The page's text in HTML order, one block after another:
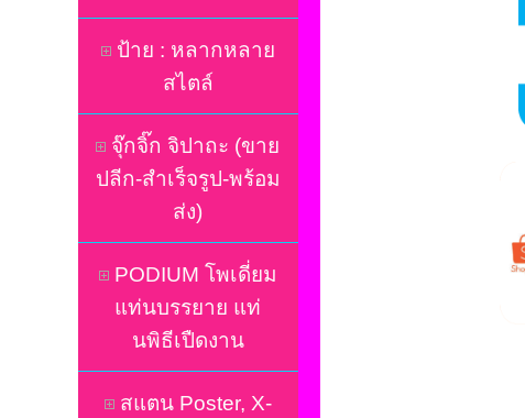
ป้าย : หลากหลาย
สไตล์
จุ๊กจิ๊ก จิปาถะ (ขาย
ปลีก-สำเร็จรูป-พร้อม
ส่ง)
PODIUM โพเดี่ยม
แท่นบรรยาย แท่
นพิธีเปืดงาน
สแตน Poster, X-